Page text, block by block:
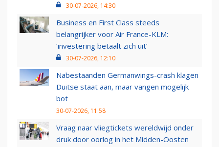
30-07-2026, 14:30
Business en First Class steeds
belangrijker voor Air France-KLM:
‘investering betaalt zich uit’
30-07-2026, 12:10
Nabestaanden Germanwings-crash klagen
Duitse staat aan, maar vangen mogelijk
bot
30-07-2026, 11:58
Vraag naar vliegtickets wereldwijd onder
druk door oorlog in het Midden-Oosten